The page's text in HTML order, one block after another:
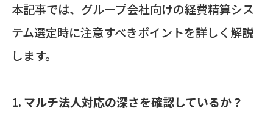
本記事では、グループ会社向けの経費精算シス
テム選定時に注意すべきポイントを詳しく解説
します。
1. マルチ法人対応の深さを確認しているか？